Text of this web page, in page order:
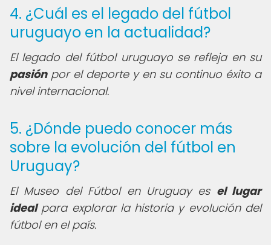
4. ¿Cuál es el legado del fútbol
uruguayo en la actualidad?
El legado del fútbol uruguayo se refleja en su
pasiónpor el deporte y en su continuo éxito a
nivel internacional.
5. ¿Dónde puedo conocer más
sobre la evolución del fútbol en
Uruguay?
El Museo del Fútbol en Uruguay es el lugar
idealpara explorar la historia y evolución del
fútbol en el país.